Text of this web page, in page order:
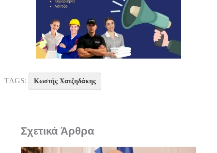
TAGS: Κωστής Χατζηδάκης
Σχετικά Άρθρα